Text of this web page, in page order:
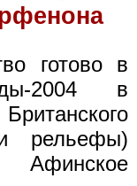
готово в
2004 в
рельефы)
Афинское